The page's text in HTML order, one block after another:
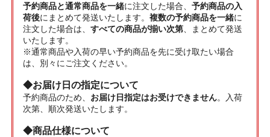
予約商品と通常商品を一緒に注文した場合、 予約商品の入
荷後にまとめて発送いたします。 複数の予約商品を一緒に
注文した場合は、 すべての商品が揃い次第、まとめて発送
いたします。
※通常商品や入荷の早い予約商品を先に受け取たい場合
は、別々にご注文ください。
◆お届け日の指定について
予約商品のため、 お届け日指定はお受けできません。入荷
次第、順次発送いたします。
◆商品仕様について